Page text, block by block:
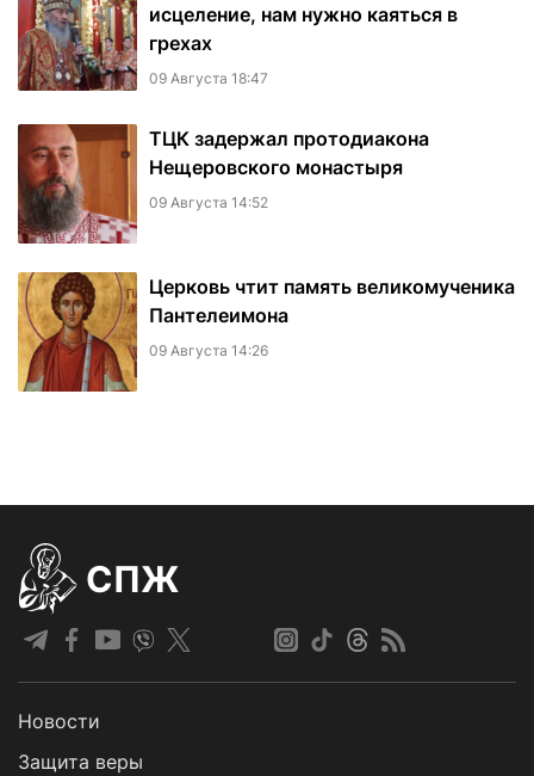
исцеление, нам нужно каяться в
грехах
09 Августа 18:47
ТЦК задержал протодиакона
Нещеровского монастыря
09 Августа 14:52
Церковь чтит память великомученика
Пантелеимона
09 Августа 14:26
СПЖ
Новости
Защита веры